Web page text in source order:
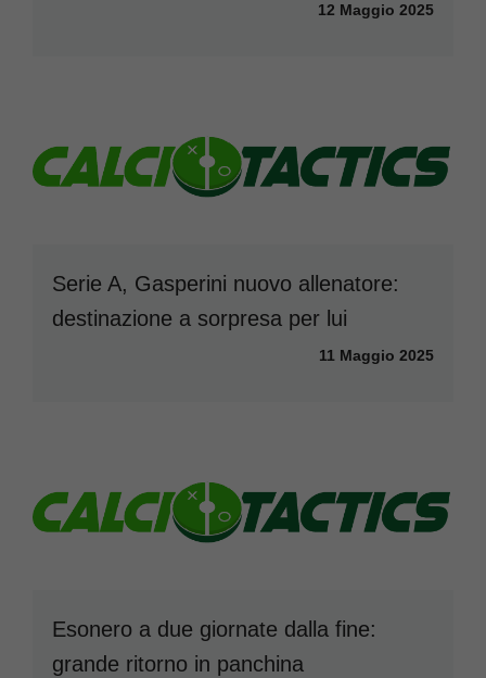
12 Maggio 2025
Serie A, Gasperini nuovo allenatore:
destinazione a sorpresa per lui
11 Maggio 2025
Esonero a due giornate dalla fine:
grande ritorno in panchina